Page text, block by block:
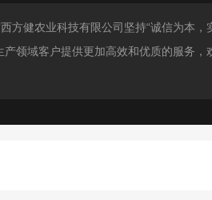
方健农业科技有限公司坚持“诚信为本，
领域客户提供更加高效和优质的服务，